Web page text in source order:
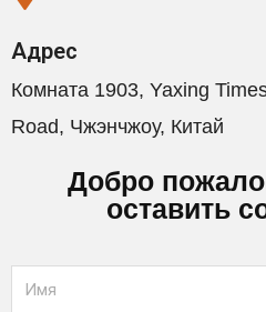
Адрес
Комната 1903, Yaxing
Road, Чжэнчжоу, Китай
Добро
оставить